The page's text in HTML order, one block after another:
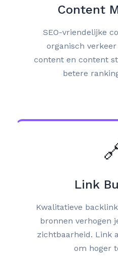
Content
SEO-vriendelijke
organisch
content en content
betere
Link
Kwalitatieve
bronnen verhogen
zichtbaarheid. Link
om hoger